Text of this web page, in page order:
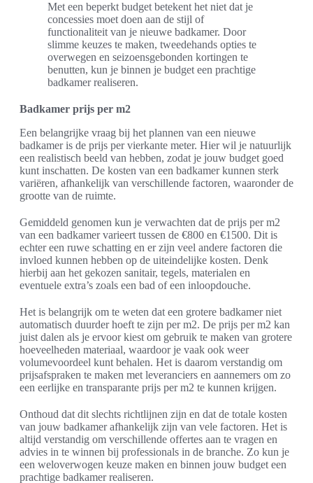
Met een beperkt budget betekent het niet dat je
concessies moet doen aan de stijl of
functionaliteit van je nieuwe badkamer. Door
slimme keuzes te maken, tweedehands opties te
overwegen en seizoensgebonden kortingen te
benutten, kun je binnen je budget een prachtige
badkamer realiseren.
Badkamer prijs per m2
Een belangrijke vraag bij het plannen van een nieuwe
badkamer is de prijs per vierkante meter. Hier wil je natuurlijk
een realistisch beeld van hebben, zodat je jouw budget goed
kunt inschatten. De kosten van een badkamer kunnen sterk
variëren, afhankelijk van verschillende factoren, waaronder de
grootte van de ruimte.
Gemiddeld genomen kun je verwachten dat de prijs per m2
van een badkamer varieert tussen de €800 en €1500. Dit is
echter een ruwe schatting en er zijn veel andere factoren die
invloed kunnen hebben op de uiteindelijke kosten. Denk
hierbij aan het gekozen sanitair, tegels, materialen en
eventuele extra’s zoals een bad of een inloopdouche.
Het is belangrijk om te weten dat een grotere badkamer niet
automatisch duurder hoeft te zijn per m2. De prijs per m2 kan
juist dalen als je ervoor kiest om gebruik te maken van grotere
hoeveelheden materiaal, waardoor je vaak ook weer
volumevoordeel kunt behalen. Het is daarom verstandig om
prijsafspraken te maken met leveranciers en aannemers om zo
een eerlijke en transparante prijs per m2 te kunnen krijgen.
Onthoud dat dit slechts richtlijnen zijn en dat de totale kosten
van jouw badkamer afhankelijk zijn van vele factoren. Het is
altijd verstandig om verschillende offertes aan te vragen en
advies in te winnen bij professionals in de branche. Zo kun je
een weloverwogen keuze maken en binnen jouw budget een
prachtige badkamer realiseren.